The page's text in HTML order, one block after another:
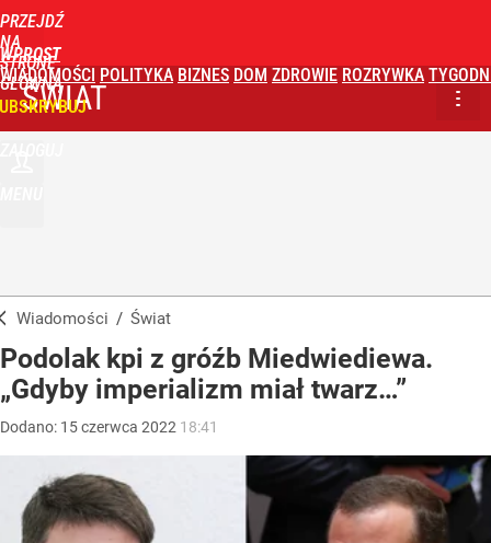
PRZEJDŹ
NA
STRONĘ
GŁÓWNĄ
WPROST
WIADOMOŚCI POLITYKA BIZNES DOM ZDROWIE ROZRYWKA
ŚWIAT
Wiadomości / Świat
Podolak kpi z gróźb Miedwiediewa.
„Gdyby imperializm miał twarz…”
Dodano: 15czerwca 2022 18:41